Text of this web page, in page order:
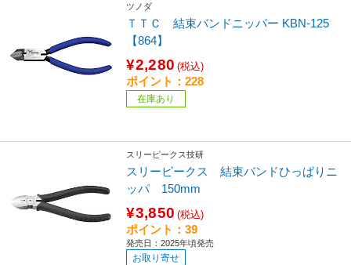
ツノダ
ＴＴＣ 結束バンドニッパー KBN-125
【864】
¥2,280 (税込)
ポイント：228
在庫あり
スリーピークス技研
スリーピークス 結束バンドひっぱりニ
ッパ 150mm
¥3,850 (税込)
ポイント：39
発売日：2025年頃発売
お取り寄せ